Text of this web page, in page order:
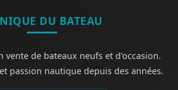
DU BATEAU
vente de bateaux neufs et d'occasion.
passion nautique depuis des années.